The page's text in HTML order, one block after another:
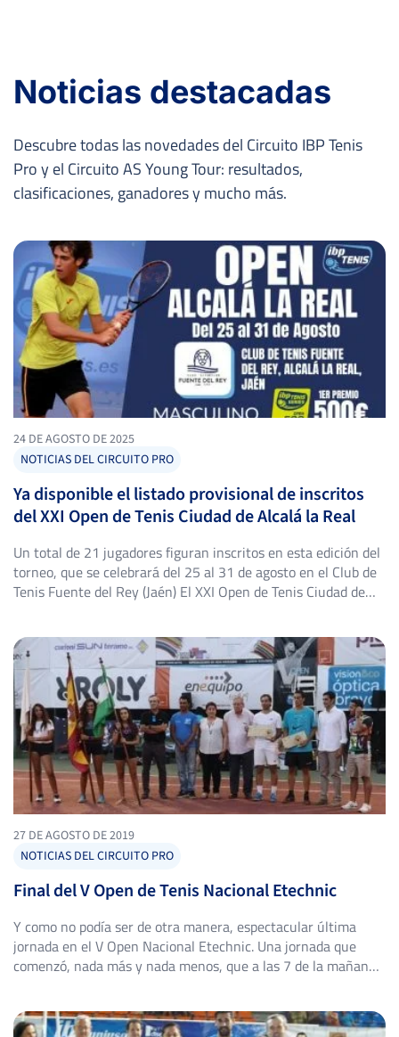
Noticias destacadas
Descubre todas las novedades del Circuito IBP Tenis
Pro y el Circuito AS Young Tour: resultados,
clasificaciones, ganadores y mucho más.
24 DE AGOSTO DE 2025
NOTICIAS DEL CIRCUITO PRO
Ya disponible el listado provisional de inscritos
del XXI Open de Tenis Ciudad de Alcalá la Real
Un total de 21 jugadores figuran inscritos en esta edición del
torneo, que se celebrará del 25 al 31 de agosto en el Club de
Tenis Fuente del Rey (Jaén) El XXI Open de Tenis Ciudad de
27 DE AGOSTO DE 2019
NOTICIAS DEL CIRCUITO PRO
Final del V Open de Tenis Nacional Etechnic
Y como no podía ser de otra manera, espectacular última
jornada en el V Open Nacional Etechnic. Una jornada que
comenzó, nada más y nada menos, que a las 7 de la mañana,
[…]